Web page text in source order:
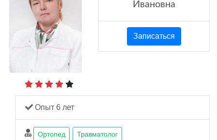
Ивановна
Записаться
Опыт 6 лет
Ортопед Травматолог